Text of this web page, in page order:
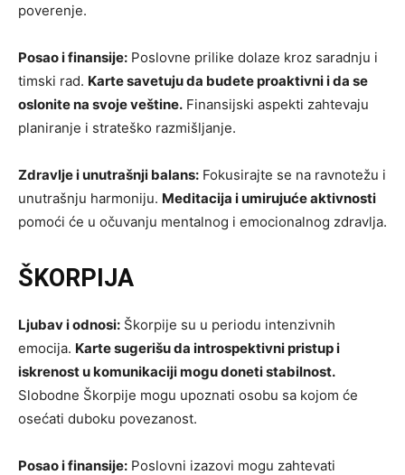
poverenje.
Posao i finansije: Poslovne prilike dolaze kroz saradnju i
timski rad. Karte savetuju da budete proaktivni i da se
oslonite na svoje veštine. Finansijski aspekti zahtevaju
planiranje i strateško razmišljanje.
Zdravlje i unutrašnji balans: Fokusirajte se na ravnotežu i
unutrašnju harmoniju. Meditacija i umirujuće aktivnosti
pomoći će u očuvanju mentalnog i emocionalnog zdravlja.
ŠKORPIJA
Ljubav i odnosi: Škorpije su u periodu intenzivnih
emocija. Karte sugerišu da introspektivni pristup i
iskrenost u komunikaciji mogu doneti stabilnost.
Slobodne Škorpije mogu upoznati osobu sa kojom će
osećati duboku povezanost.
Posao i finansije: Poslovni izazovi mogu zahtevati